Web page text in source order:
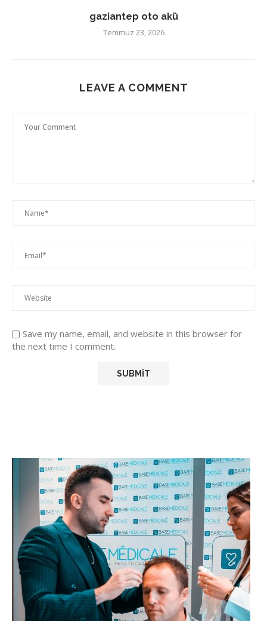
gaziantep oto akü
Temmuz 23, 2026
LEAVE A COMMENT
Save my name, email, and website in this browser for
the next time I comment.